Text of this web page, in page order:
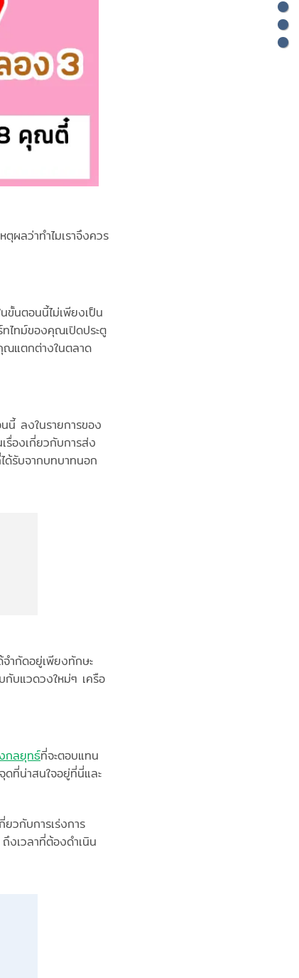
ผลว่าทำไมเราจึงควร
ขั้นตอนนี้ไม่เพียงเป็น
ไทม์ของคุณเปิดประตู
ณแตกต่างในตลาด
นี้ ลงในรายการของ
องเกี่ยวกับการส่ง
ด้รับจากบทบาทนอก
จำกัดอยู่เพียงทักษะ
บแวดวงใหม่ๆ เครือ
กลยุทธ์ที่จะตอบแทน
ดที่น่าสนใจอยู่ที่นี่และ
วกับการเร่งการ
งเวลาที่ต้องดำเนิน